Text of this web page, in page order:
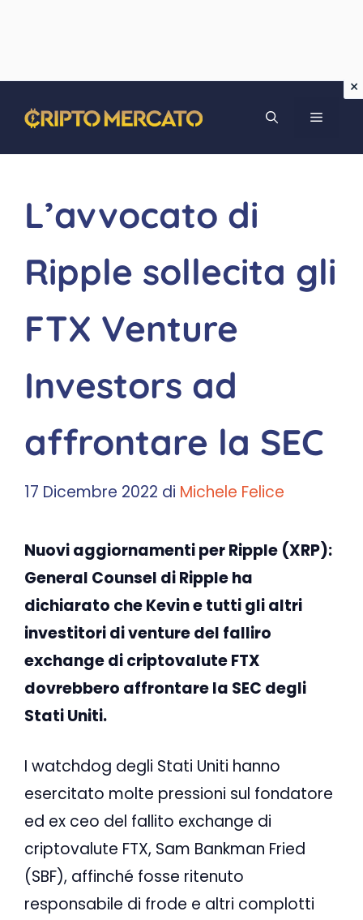
contenuto
MENU
L’avvocato di
Ripple sollecita gli
FTX Venture
Investors ad
affrontare la SEC
17 Dicembre 2022 di Michele Felice
Nuovi aggiornamenti per Ripple (XRP):
General Counsel di Ripple ha
dichiarato che Kevin e tutti gli altri
investitori di venture del falliro
exchange di criptovalute FTX
dovrebbero affrontare la SEC degli
Stati Uniti.
I watchdog degli Stati Uniti hanno
esercitato molte pressioni sul fondatore
ed ex ceo del fallito exchange di
criptovalute FTX, Sam Bankman Fried
(SBF), affinché fosse ritenuto
responsabile di frode e altri complotti